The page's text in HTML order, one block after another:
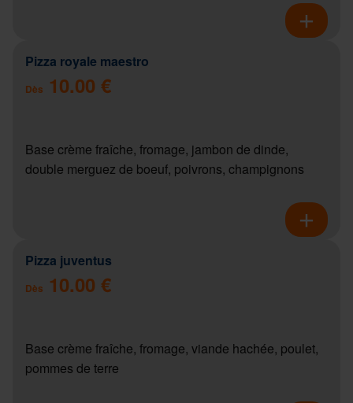
Pizza royale maestro
Dès 10.00 €
Base crème fraîche, fromage, jambon de dinde,
double merguez de boeuf, poivrons, champignons
Pizza juventus
Dès 10.00 €
Base crème fraîche, fromage, viande hachée, poulet,
pommes de terre